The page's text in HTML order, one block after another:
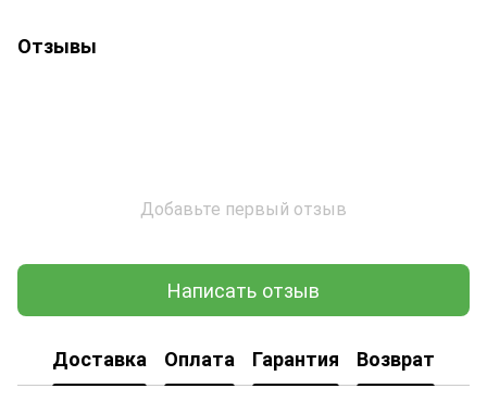
Отзывы
Добавьте первый отзыв
Написать отзыв
Доставка Оплата Гарантия Возврат